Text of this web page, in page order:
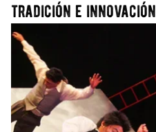
tradición e innovación